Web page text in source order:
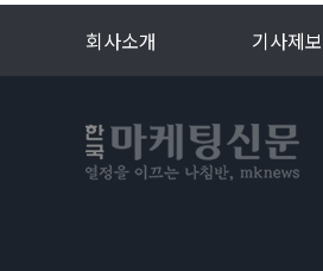
회사소개 기사제보